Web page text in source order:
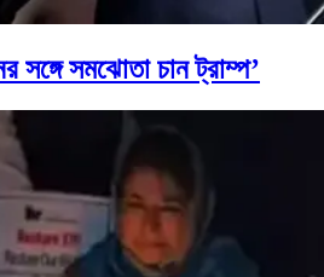
সঙ্গে সমঝোতা চান ট্রাম্প’